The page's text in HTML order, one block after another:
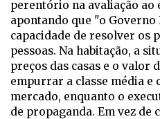
perentório na avaliação ao
apontando que "o Governo
capacidade de resolver os
pessoas. Na habitação, a
preços das casas e o valor
empurrar a classe média e
mercado, enquanto o
de propaganda. Em vez de